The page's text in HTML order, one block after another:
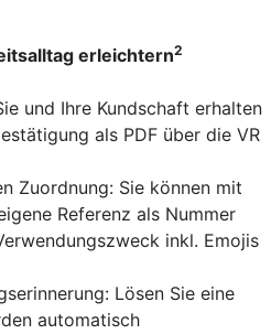
erleichtern2
und Ihre Kundschaft erhalten
als PDF über die VR
Zuordnung: Sie können mit
Referenz als Nummer
inkl. Emojis
Lösen Sie eine
automatisch